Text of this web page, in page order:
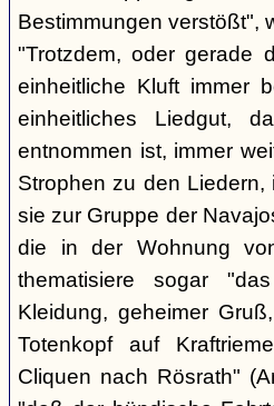
Bestimmungen verstößt",
"Trotzdem, oder gerade
einheitliche Kluft immer
einheitliches Liedgut,
entnommen ist, immer
Strophen zu den
sie zur Gruppe der
die in der Wohnung
thematisiere sogar
Kleidung, geheimer
Totenkopf auf
Cliquen nach Rösrath"